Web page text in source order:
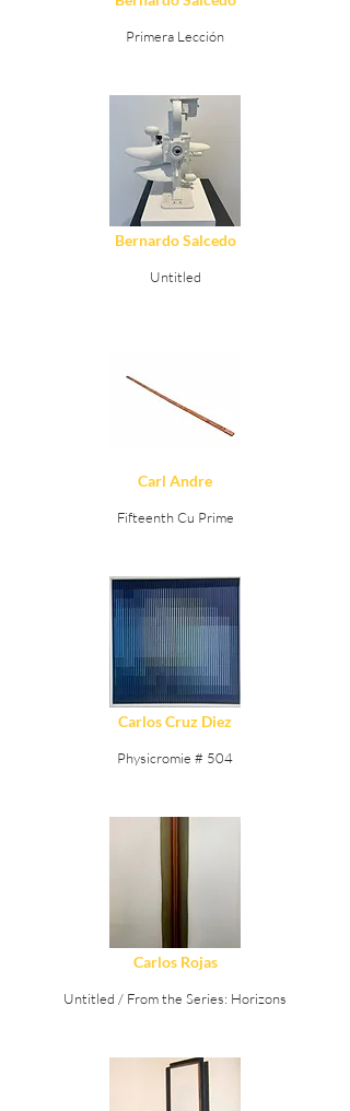
Primera Lección
Ver Detalles
Bernardo Salcedo
Untitled
Ver Detalles
Carl Andre
Fifteenth Cu Prime
Ver Detalles
Carlos Cruz Diez
Physicromie # 504
Ver Detalles
Carlos Rojas
Untitled / From the Series: Horizons